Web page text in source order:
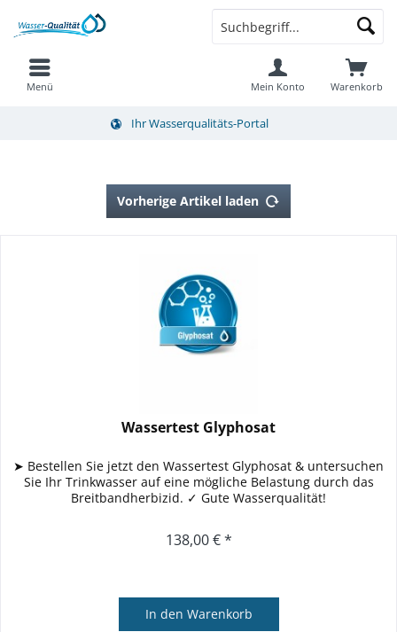
Menü Warenkorb
Mein Konto
Ihr Wasserqualitäts-Portal
Vorherige Artikel laden
Wassertest Glyphosat
➤ Bestellen Sie jetzt den Wassertest Glyphosat & untersuchen
Sie Ihr Trinkwasser auf eine mögliche Belastung durch das
Breitbandherbizid. ✓ Gute Wasserqualität!
138,00 € *
In den Warenkorb